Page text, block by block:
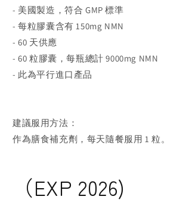
- 美國製造，符合 GMP 標準
- 每粒膠囊含有 150mg NMN
- 60 天供應
- 60 粒膠囊，每瓶總計 9000mg NMN
- 此為平行進口產品
建議服用方法：
作為膳食補充劑，每天隨餐服用 1 粒。
（EXP 2026)